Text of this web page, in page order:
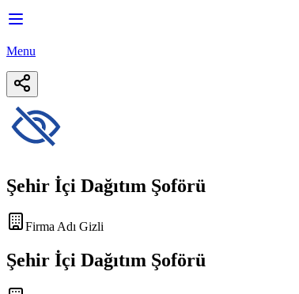
Menu
Şehir İçi Dağıtım Şoförü
Firma Adı Gizli
Şehir İçi Dağıtım Şoförü